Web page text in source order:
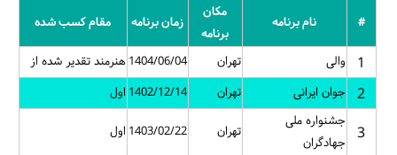
# نام برنامه
مکان
برنامه
زمان برنامه مقام کسب شده
1 والی تهران 1404/06/04هنرمند تقدیر شده از
2 جوان ایرانی تهران 1402/12/14 اول
3
جشنواره ملی
جهادگران
تهران 1403/02/22 اول